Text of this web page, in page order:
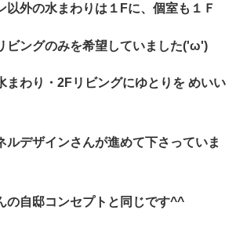
以外の水まわりは１Fに、個室も１Ｆ
ビングのみを希望していました('ω')
まわり・2Fリビングにゆとりを めいい
ルデザインさんが進めて下さっていま
の自邸コンセプトと同じです^^